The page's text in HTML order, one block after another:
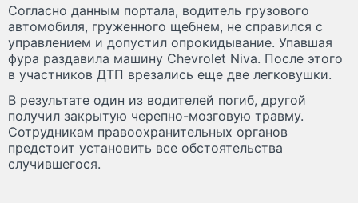
Согласно данным портала, водитель грузового
автомобиля, груженного щебнем, не справился с
управлением и допустил опрокидывание. Упавшая
фура раздавила машину Chevrolet Niva. После этого
в участников ДТП врезались еще две легковушки.
В результате один из водителей погиб, другой
получил закрытую черепно-мозговую травму.
Сотрудникам правоохранительных органов
предстоит установить все обстоятельства
случившегося.